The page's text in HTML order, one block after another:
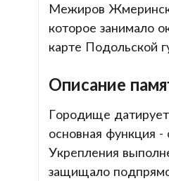
Межиров
которое занимало
карте Подольской
Описание
Городище
основная функция
Укрепления
защищало